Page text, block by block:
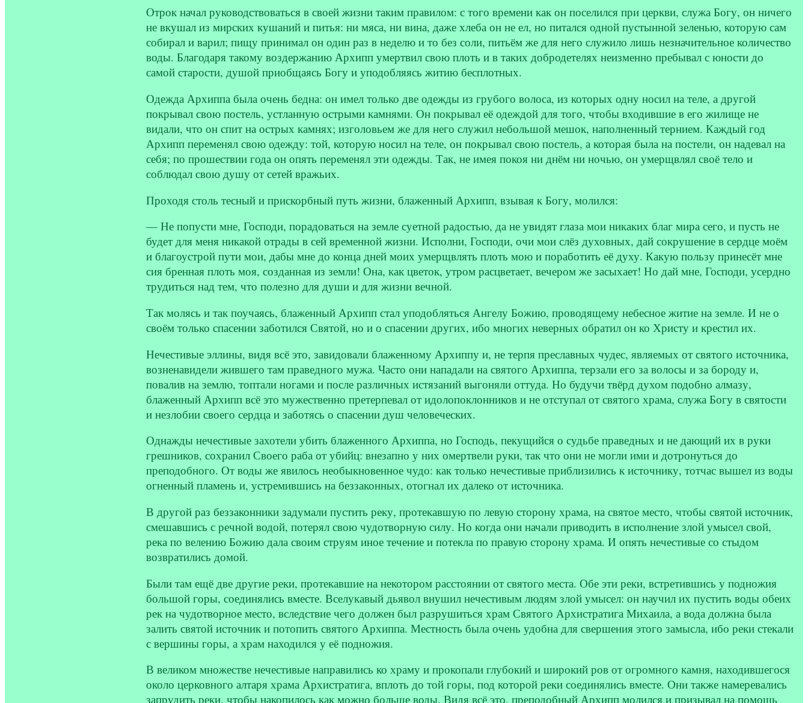
Отрок начал руководствоваться в своей жизни таким правилом: с того времени как он поселился при церкви, служа Богу, он ничего
не вкушал из мирских кушаний и питья: ни мяса, ни вина, даже хлеба он не ел, но питался одной пустынной зеленью, которую сам
собирал и варил; пищу принимал он один раз в неделю и то без соли, питьём же для него служило лишь незначительное количество
воды. Благодаря такому воздержанию Архипп умертвил свою плоть и в таких добродетелях неизменно пребывал с юности до
самой старости, душой приобщаясь Богу и уподобляясь житию бесплотных.
Одежда Архиппа была очень бедна: он имел только две одежды из грубого волоса, из которых одну носил на теле, а другой
покрывал свою постель, устланную острыми камнями. Он покрывал её одеждой для того, чтобы входившие в его жилище не
видали, что он спит на острых камнях; изголовьем же для него служил небольшой мешок, наполненный тернием. Каждый год
Архипп переменял свою одежду: той, которую носил на теле, он покрывал свою постель, а которая была на постели, он надевал на
себя; по прошествии года он опять переменял эти одежды. Так, не имея покоя ни днём ни ночью, он умерщвлял своё тело и
соблюдал свою душу от сетей вражьих.
Проходя столь тесный и прискорбный путь жизни, блаженный Архипп, взывая к Богу, молился:
— Не попусти мне, Господи, порадоваться на земле суетной радостью, да не увидят глаза мои никаких благ мира сего, и пусть не
будет для меня никакой отрады в сей временной жизни. Исполни, Господи, очи мои слёз духовных, дай сокрушение в сердце моём
и благоустрой пути мои, дабы мне до конца дней моих умерщвлять плоть мою и поработить её духу. Какую пользу принесёт мне
сия бренная плоть моя, созданная из земли! Она, как цветок, утром расцветает, вечером же засыхает! Но дай мне, Господи, усердно
трудиться над тем, что полезно для души и для жизни вечной.
Так молясь и так поучаясь, блаженный Архипп стал уподобляться Ангелу Божию, проводящему небесное житие на земле. И не о
своём только спасении заботился Святой, но и о спасении других, ибо многих неверных обратил он ко Христу и крестил их.
Нечестивые эллины, видя всё это, завидовали блаженному Архиппу и, не терпя преславных чудес, являемых от святого источника,
возненавидели жившего там праведного мужа. Часто они нападали на святого Архиппа, терзали его за волосы и за бороду и,
повалив на землю, топтали ногами и после различных истязаний выгоняли оттуда. Но будучи твёрд духом подобно алмазу,
блаженный Архипп всё это мужественно претерпевал от идолопоклонников и не отступал от святого храма, служа Богу в святости
и незлобии своего сердца и заботясь о спасении душ человеческих.
Однажды нечестивые захотели убить блаженного Архиппа, но Господь, пекущийся о судьбе праведных и не дающий их в руки
грешников, сохранил Своего раба от убийц: внезапно у них омертвели руки, так что они не могли ими и дотронуться до
преподобного. От воды же явилось необыкновенное чудо: как только нечестивые приблизились к источнику, тотчас вышел из воды
огненный пламень и, устремившись на беззаконных, отогнал их далеко от источника.
В другой раз беззаконники задумали пустить реку, протекавшую по левую сторону храма, на святое место, чтобы святой источник,
смешавшись с речной водой, потерял свою чудотворную силу. Но когда они начали приводить в исполнение злой умысел свой,
река по велению Божию дала своим струям иное течение и потекла по правую сторону храма. И опять нечестивые со стыдом
возвратились домой.
Были там ещё две другие реки, протекавшие на некотором расстоянии от святого места. Обе эти реки, встретившись у подножия
большой горы, соединялись вместе. Вселукавый дьявол внушил нечестивым людям злой умысел: он научил их пустить воды обеих
рек на чудотворное место, вследствие чего должен был разрушиться храм Святого Архистратига Михаила, а вода должна была
залить святой источник и потопить святого Архиппа. Местность была очень удобна для свершения этого замысла, ибо реки стекали
с вершины горы, а храм находился у её подножия.
В великом множестве нечестивые направились ко храму и прокопали глубокий и широкий ров от огромного камня, находившегося
около церковного алтаря храма Архистратига, вплоть до той горы, под которой реки соединялись вместе. Они также намеревались
запрудить реки, чтобы накопилось как можно больше воды. Видя всё это, преподобный Архипп молился и призывал на помощь